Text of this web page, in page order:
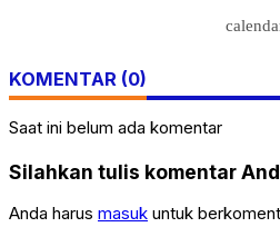
KOMENTAR (0)
Saat ini belum ada komentar
Silahkan tulis komentar
Anda harus masuk untuk